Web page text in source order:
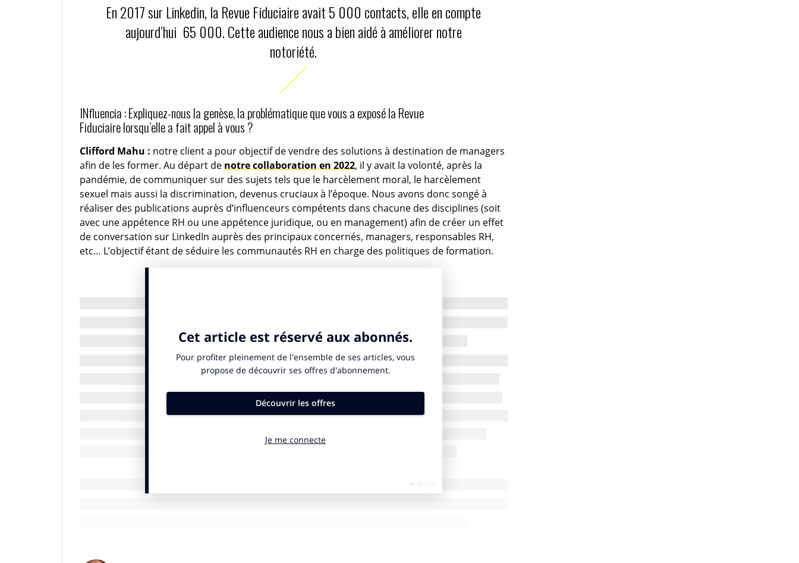
En 2017 sur Linkedin, la Revue Fiduciaire avait 5 000 contacts, elle en compte
aujourd’hui 65 000. Cette audience nous a bien aidé à améliorer notre
notoriété.
INfluencia : Expliquez-nous la genèse, la problématique que vous a exposé la Revue
Fiduciaire lorsqu’elle a fait appel à vous ?
Clifford Mahu : notre client a pour objectif de vendre des solutions à destination de managers
afin de les former. Au départ de notre collaboration en 2022, il y avait la volonté, après la
pandémie, de communiquer sur des sujets tels que le harcèlement moral, le harcèlement
sexuel mais aussi la discrimination, devenus cruciaux à l’époque. Nous avons donc songé à
réaliser des publications auprès d’influenceurs compétents dans chacune des disciplines (soit
avec une appétence RH ou une appétence juridique, ou en management) afin de créer un effet
de conversation sur LinkedIn auprès des principaux concernés, managers, responsables RH,
etc… L’objectif étant de séduire les communautés RH en charge des politiques de formation.
la multiplication de campagnes d’emailing sont devenues envahissantes,
improductives, considérées comme autant de harcèlements.
de notre côté, notre stratégie a beaucoup évolué ces dernières années, et notre
période assez courte, avait pour objectif de voir si justement il y avait des retombées, « un aura